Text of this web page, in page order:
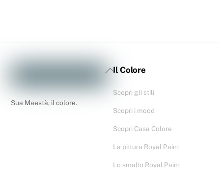
Sua Maestà, il colore.
Il Colore
Scopri gli stili
Scopri i mood
Scopri Casa Colore
La pittura Royal Paint
Lo smalto Royal Paint